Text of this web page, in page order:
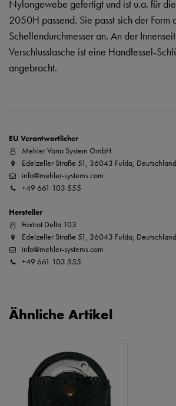
Nylongewebe gefertigt und ist u.a. für
2050H passend. Sie passt sich der Form
Schellendurchmesser an. An der
Verschlusslasche ist eine Handfessel-
angebracht.
EU Verantwortlicher
Mehler Vario System GmbH
Edelzeller Straße 51, 36043 Fulda, Deutschland
info@mehler-systems.com
+49 661 103 555
Hersteller
Foxtrot Delta 103
Edelzeller Straße 51, 36043 Fulda, Deutschland
info@mehler-systems.com
+49 661 103 555
Ähnliche Artikel